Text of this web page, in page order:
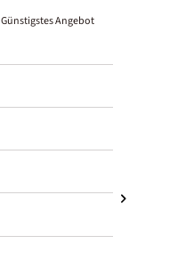
Günstigstes Angebot